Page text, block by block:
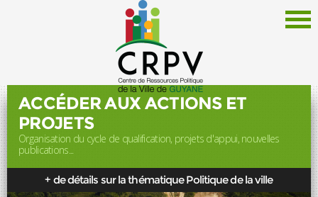
Le CRPV
Thématiques
Documentation
ACCÉDER AUX ACTIONS ET
PROJETS
Organisation du cycle de qualification, projets d'appui, nouvelles
publications...
+ de détails sur la thématique Politique de la ville